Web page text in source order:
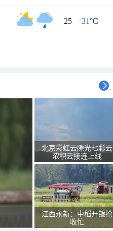
25 / 31°C
北京彩虹云隙光七彩云
浓积云接连上线
江西永新：中稻开镰抢
收忙